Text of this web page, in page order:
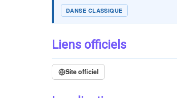
DANSE CLASSIQUE
Liens officiels
Site officiel